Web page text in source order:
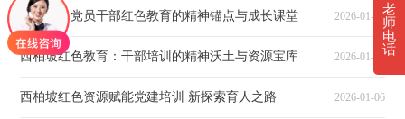
西柏坡：党员干部红色教育的精神锚点与成长课堂 2026-01-08
西柏坡红色教育：干部培训的精神沃土与资源宝库 2026-01-07
西柏坡红色资源赋能党建培训 新探索育人之路 2026-01-06
老
师
电
话